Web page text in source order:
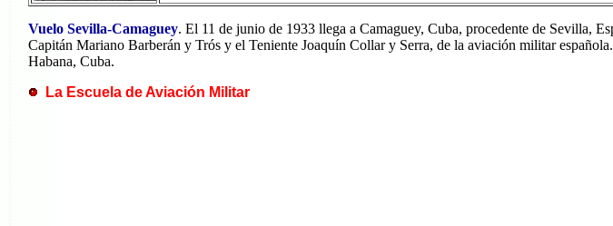
Vuelo Sevilla-Camaguey. El 11 de junio de 1933 llega a Camaguey, Cuba, procedente de Sevilla,
Capitán Mariano Barberán y Trós y el Teniente Joaquín Collar y Serra, de la aviación militar
Habana, Cuba.
La Escuela de Aviación Militar